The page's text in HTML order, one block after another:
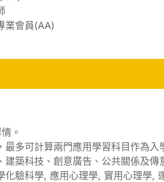
業會員(AA)
。
最多可計算兩門應用學習科目作為
建築科技、創意廣告、公共關係及
化驗科學, 應用心理學, 實用心理學,